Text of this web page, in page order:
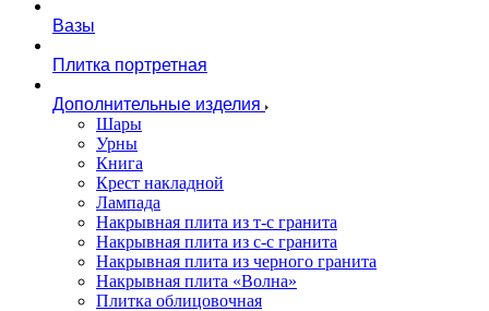
Вазы
Плитка портретная
Дополнительные изделия
Шары
Урны
Книга
Крест накладной
Лампада
Накрывная плита из т-с гранита
Накрывная плита из с-с гранита
Накрывная плита из черного гранита
Накрывная плита «Волна»
Плитка облицовочная